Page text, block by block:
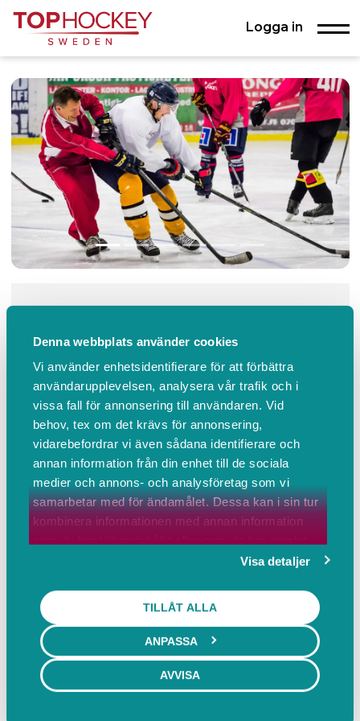
Denna webbplats använder cookies
Vi använder enhetsidentifierare för att förbättra
användarupplevelsen, analysera vår trafik och i
vissa fall för annonsering till användaren. Vid
behov, tex om det krävs för annonsering,
vidarebefordrar vi även sådana identifierare och
annan information från din enhet till de sociala
medier och annons- och analysföretag som vi
samarbetar med för ändamålet. Dessa kan i sin tur
kombinera informationen med annan information
Visa detaljer
TILLÅT ALLA
ANPASSA
AVVISA
Logga in
Stockholm +46704261301Kontakta oss
Vi hjälper spelare nå sin egen hösta nivå
!
PRIVATTRÄNING -...
Läs mer
USA 2023
Hockeyläger
Höstlovsläger 28-30 Okt 2023 Höstlovet,